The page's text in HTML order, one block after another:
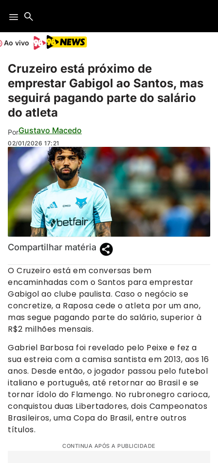
Ao vivo
Cruzeiro está próximo de
emprestar Gabigol ao Santos, mas
seguirá pagando parte do salário
do atleta
PorGustavo Macedo
02/01/2026 17:21
Compartilhar matéria
O Cruzeiro está em conversas bem
encaminhadas com o Santos para emprestar
Gabigol ao clube paulista. Caso o negócio se
concretize, a Raposa cede o atleta por um ano,
mas segue pagando parte do salário, superior à
R$2 milhões mensais.
Gabriel Barbosa foi revelado pelo Peixe e fez a
sua estreia com a camisa santista em 2013, aos 16
anos. Desde então, o jogador passou pelo futebol
italiano e português, até retornar ao Brasil e se
tornar ídolo do Flamengo. No rubronegro carioca,
conquistou duas Libertadores, dois Campeonatos
Brasileiros, uma Copa do Brasil, entre outros
títulos.
CONTINUA APÓS A PUBLICIDADE